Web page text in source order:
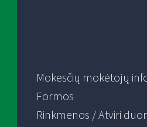
Mokesčių mokėtojų
Formos
Rinkmenos / Atviri